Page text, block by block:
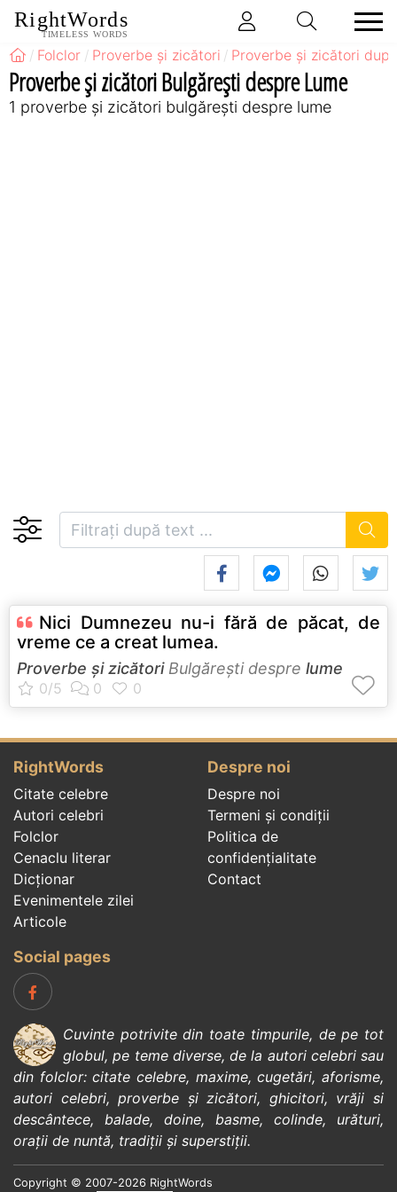
RightWords
TIMELESS WORDS
Folclor Proverbe și zicători Proverbe și zicători
Proverbe și zicători Bulgăreşti despre Lume
1 proverbe și zicători bulgăreşti despre lume
Nici Dumnezeu nu-i fără de păcat, de
vreme ce a creat lumea.
Proverbe și zicătoriBulgăreşti despre lume
RightWords
Citate celebre
Autori celebri
Folclor
Cenaclu literar
Dicționar
Evenimentele zilei
Articole
Despre noi
Despre noi
Termeni și condiții
Politica de
confidenţialitate
Contact
Social pages
Cuvinte potrivite din toate timpurile, de pe tot
globul, pe teme diverse, de la autori celebrisau
din folclor:citate celebre, maxime,cugetări,aforisme,
autori celebri,proverbe și zicători, ghicitori, vrăji si
descântece, balade, doine, basme, colinde, urături,
orații de nuntă, tradiții și superstiții.
Copyright © 2007-2026 RightWords